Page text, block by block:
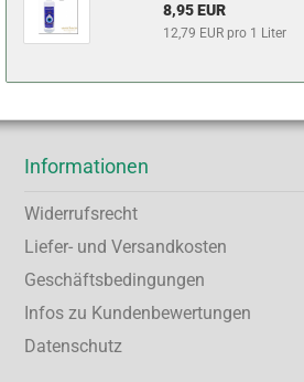
8,95 EUR
12,79 EUR pro 1 Liter
Informationen
Widerrufsrecht
Liefer- und Versandkosten
Geschäftsbedingungen
Infos zu Kundenbewertungen
Datenschutz